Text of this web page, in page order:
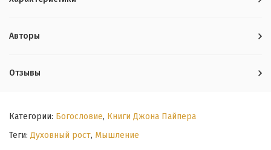
Авторы
Отзывы
Категории: Богословие, Книги Джона Пайпера
Теги: Духовный рост, Мышление